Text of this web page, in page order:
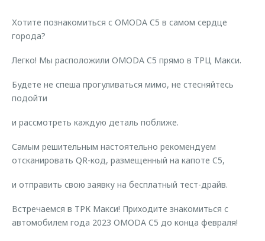
Кредитный калькулятор
Оригинальные аксессуары
Калькулятор трейд-ин
O&J Автоклуб
Аксессуары
Одежда и сувениры
Запчасти
Хотите познакомиться с OMODA C5 в самом сердце
города?
Легко! Мы расположили OMODA C5 прямо в ТРЦ Макси.
Будете не спеша прогуливаться мимо, не стесняйтесь
подойти
и рассмотреть каждую деталь поближе.
Самым решительным настоятельно рекомендуем
отсканировать QR-код, размещенный на капоте C5,
и отправить свою заявку на бесплатный тест-драйв.
Встречаемся в ТРК Макси! Приходите знакомиться с
автомобилем года 2023 OMODA C5 до конца февраля!